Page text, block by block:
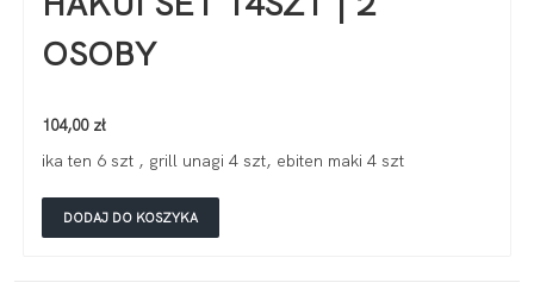
OSOBY
104,00 zł
ika ten 6 szt , grill unagi 4 szt, ebiten maki 4 szt
DODAJ DO KOSZYKA